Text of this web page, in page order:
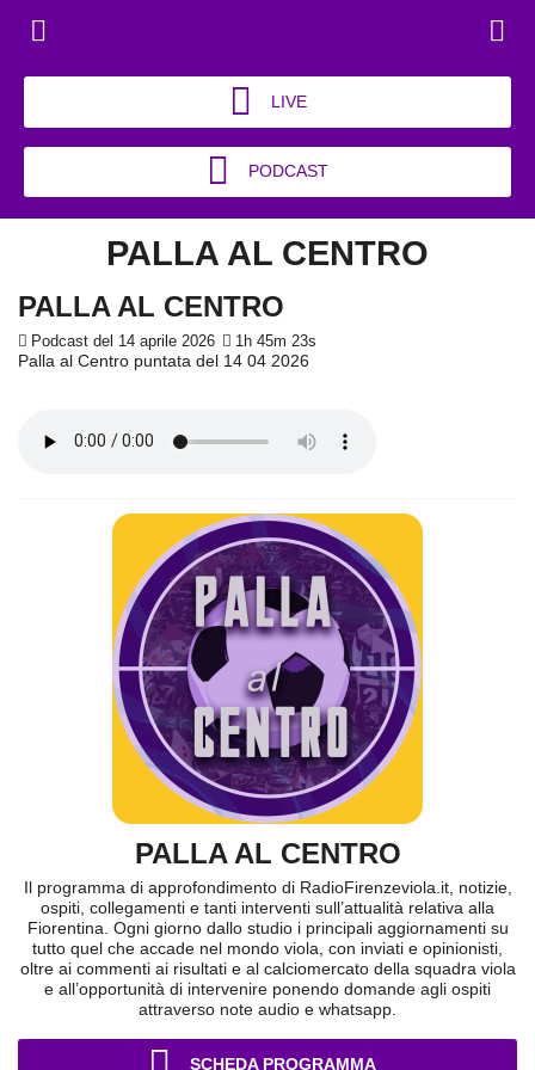
LIVE
PODCAST
PALLA AL CENTRO
PALLA AL CENTRO
Podcast del 14 aprile 2026 1h 45m 23s
Palla al Centro puntata del 14 04 2026
PALLA AL CENTRO
Il programma di approfondimento di RadioFirenzeviola.it, notizie,
ospiti, collegamenti e tanti interventi sull’attualità relativa alla
Fiorentina. Ogni giorno dallo studio i principali aggiornamenti su
tutto quel che accade nel mondo viola, con inviati e opinionisti,
oltre ai commenti ai risultati e al calciomercato della squadra viola
e all’opportunità di intervenire ponendo domande agli ospiti
attraverso note audio e whatsapp.
SCHEDA PROGRAMMA